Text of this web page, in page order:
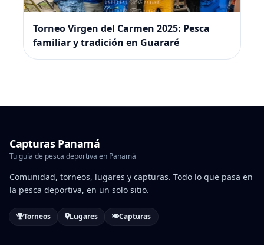
Torneo Virgen del Carmen 2025: Pesca
familiar y tradición en Guararé
Capturas Panamá
Tu guía de pesca deportiva en Panamá
Comunidad, torneos, lugares y capturas. Todo lo que pasa en
la pesca deportiva, en un solo sitio.
Torneos Lugares Capturas